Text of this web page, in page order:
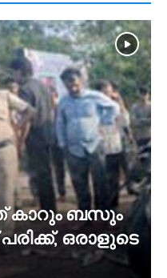
കാറും ബസും
പരിക്ക്, ഒരാളുടെ